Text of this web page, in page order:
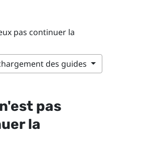
pas continuer la
des guides
pas
la